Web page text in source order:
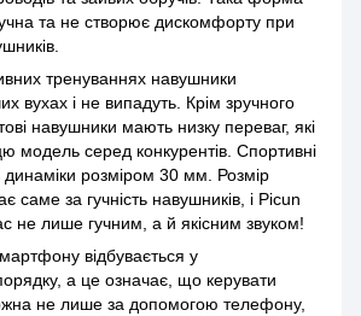
та не створює дискомфорту при
тренуваннях навушники
вухах і не випадуть. Крім зручного
навушники мають низку переваг, які
модель серед конкурентів. Спортивні
розміром 30 мм. Розмір
саме за гучність навушників, і Picun
не лише гучним, а й якісним звуком!
відбувається у
а це означає, що керувати
не лише за допомогою телефону,